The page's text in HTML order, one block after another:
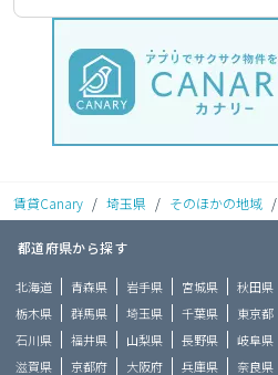
賃貸Canary / 埼玉県 / そのほかの地域 /
都道府県から探す
北海道 青森県 岩手県 宮城県 秋田県
栃木県
群馬県 埼玉県 千葉県 東京都
石川県
福井県 山梨県 長野県 岐阜県
滋賀県
京都府 大阪府 兵庫県 奈良県